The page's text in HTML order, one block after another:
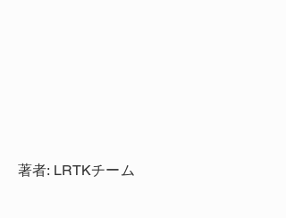
著者: LRTKチーム